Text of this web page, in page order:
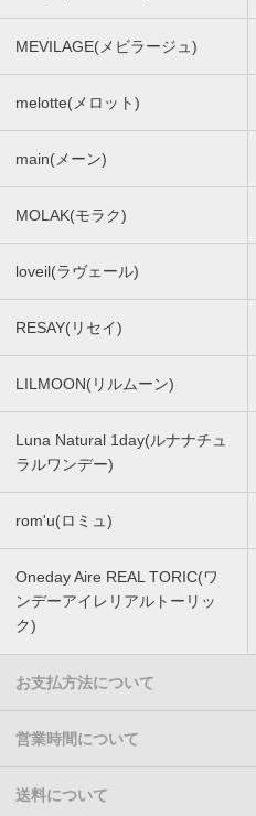
MEVILAGE(メビラージュ)
melotte(メロット)
main(メーン)
MOLAK(モラク)
loveil(ラヴェール)
RESAY(リセイ)
LILMOON(リルムーン)
Luna Natural 1day(ルナナチュ
ラルワンデー)
rom'u(ロミュ)
Oneday Aire REAL TORIC(ワ
ンデーアイレリアルトーリッ
ク)
お支払方法について
営業時間について
送料について